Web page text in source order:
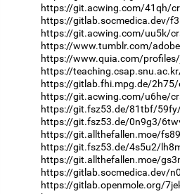
https://git.acwing.com/41qh/
https://gitlab.socmedica.dev/
https://git.acwing.com/uu5k/
https://www.tumblr.com/
https://www.quia.com/
https://
https://gitlab.fhi.mpg.de/
https://git.acwing.com/u6he/
https://git.fsz53.de/81tbf/
https://git.fsz53.de/0n9g3/
https://git.allthefallen.moe/
https://git.fsz53.de/4s5u2/
https://git.allthefallen.moe/
https://gitlab.socmedica.dev/
https://gitlab.openmole.org/